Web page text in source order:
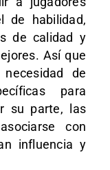
de habilidad,
de calidad y
Así que
de
para
su parte, las
con
influencia y